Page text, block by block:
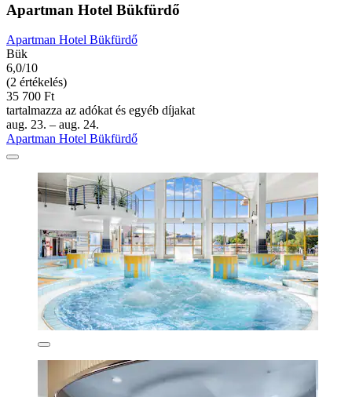
Apartman Hotel Bükfürdő
Apartman Hotel Bükfürdő
Bük
6,0/10
(2 értékelés)
35 700 Ft
tartalmazza az adókat és egyéb díjakat
aug. 23. – aug. 24.
Apartman Hotel Bükfürdő